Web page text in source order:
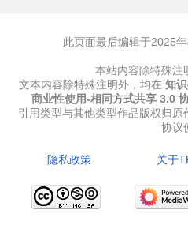
此页面最后编辑于2025
本站内容除特殊注
文本内容除特殊注明外，均在 知
商业性使用-相同方式共享 3.0
引用类型与其他类型作品版权归
协议
隐私政策 关于